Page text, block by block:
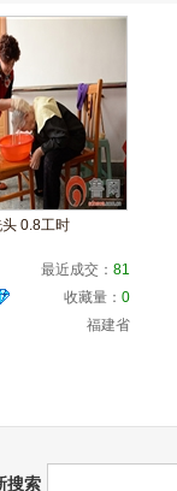
0.8工时
最近成交： 81
收藏量： 0
福建省
搜索